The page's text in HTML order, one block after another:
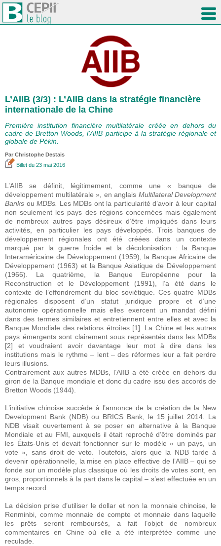
L’AIIB (3/3) : L’AIIB dans la stratégie financière
internationale de la Chine
Première institution financière multilatérale créée en dehors du
cadre de Bretton Woods, l’AIIB participe à la stratégie régionale et
globale de Pékin.
Par Christophe Destais
Billet du 23 mai 2016
L’AIIB se définit, légitimement, comme une « banque de
développement multilatérale », en anglais Multilateral Development
Banks ou MDBs. Les MDBs ont la particularité d’avoir à leur capital
non seulement les pays des régions concernées mais également
de nombreux autres pays désireux d’être impliqués dans leurs
activités, en particulier les pays développés. Trois banques de
développement régionales ont été créées dans un contexte
marqué par la guerre froide et la décolonisation : la Banque
Interaméricaine de Développement (1959), la Banque Africaine de
Développement (1963) et la Banque Asiatique de Développement
(1966). La quatrième, la Banque Européenne pour la
Reconstruction et le Développement (1991), l’a été dans le
contexte de l’effondrement du bloc soviétique. Ces quatre MDBs
régionales disposent d’un statut juridique propre et d’une
autonomie opérationnelle mais elles exercent un mandat défini
dans des termes similaires et entretiennent entre elles et avec la
Banque Mondiale des relations étroites [1]. La Chine et les autres
pays émergents sont clairement sous représentés dans les MDBs
[2] et voudraient avoir davantage leur mot à dire dans les
institutions mais le rythme – lent – des réformes leur a fait perdre
leurs illusions.
Contrairement aux autres MDBs, l’AIIB a été créée en dehors du
giron de la Banque mondiale et donc du cadre issu des accords de
Bretton Woods (1944).
L’initiative chinoise succède à l’annonce de la création de la New
Development Bank (NDB) ou BRICS Bank, le 15 juillet 2014. La
NDB visait ouvertement à se poser en alternative à la Banque
Mondiale et au FMI, auxquels il était reproché d’être dominés par
les États-Unis et devait fonctionner sur le modèle « un pays, un
vote », sans droit de veto. Toutefois, alors que la NDB tarde à
devenir opérationnelle, la mise en place effective de l’AIIB – qui se
fonde sur un modèle plus classique où les droits de votes sont, en
gros, proportionnels à la part dans le capital – s’est effectuée en un
temps record.
La décision prise d’utiliser le dollar et non la monnaie chinoise, le
Renminbi, comme monnaie de compte et monnaie dans laquelle
les prêts seront remboursés, a fait l’objet de nombreux
commentaires en Chine où elle a été interprétée comme une
reculade.